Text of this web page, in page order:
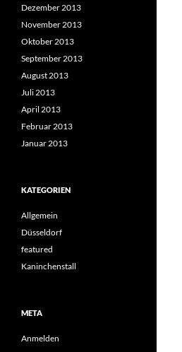
Dezember 2013
November 2013
Oktober 2013
September 2013
August 2013
Juli 2013
April 2013
Februar 2013
Januar 2013
KATEGORIEN
Allgemein
Düsseldorf
featured
Kaninchenstall
META
Anmelden